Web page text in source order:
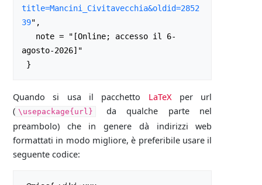
title=Mancini_Civitavecchia&oldid=2852
39",
agosto-2026]"
Quando si usa il pacchetto LaTeXper url
( \usepackage{url}
da qualche parte nel
preambolo) che in genere dà indirizzi web
formattati in modo migliore, è preferibile usare il
seguente codice: